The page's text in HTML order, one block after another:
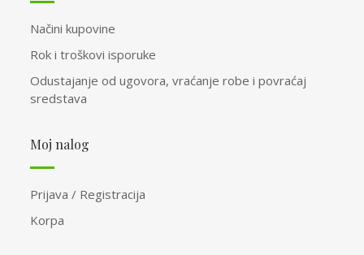
Načini kupovine
Rok i troškovi isporuke
Odustajanje od ugovora, vraćanje robe i povraćaj
sredstava
Moj nalog
Prijava / Registracija
Korpa